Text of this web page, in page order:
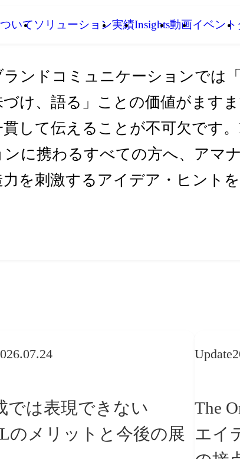
いてソリューション実績Insights動画イベント
ランドコミュニケーションでは
づけ、語る」ことの価値がます
して伝えることが不可欠です
ンに携わるすべての方へ、アマ
を刺激するアイデア・ヒントを
では表現できない
のメリットと今後の展
Update
The
エイ